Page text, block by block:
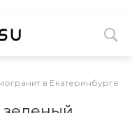
в Екатеринбурге